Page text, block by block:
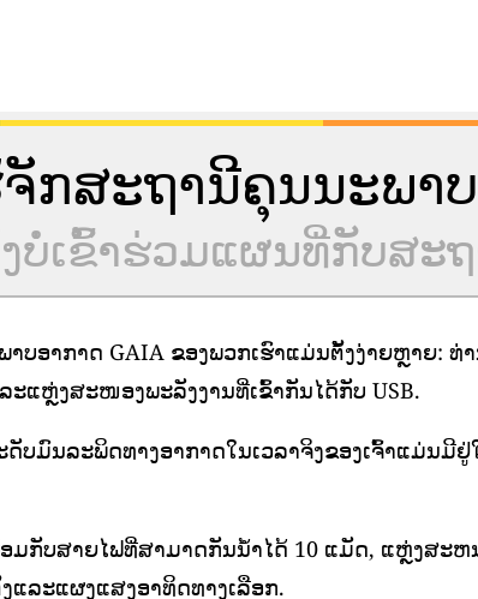
ກສະຖານີຄຸນນະພາ
ບໍ່ເຂົ້າຮ່ວມແຜນທີ່ກັບສະ
າບອາກາດ GAIA ຂອງພວກເຮົາແມ່ນຕັ້ງງ່າຍຫຼາຍ: ທ່
ະແຫຼ່ງສະໜອງພະລັງງານທີ່ເຂົ້າກັນໄດ້ກັບ USB.
ດັບມົນລະພິດທາງອາກາດໃນເວລາຈິງຂອງເຈົ້າແມ່ນມີ
ມກັບສາຍໄຟທີ່ສາມາດກັນນ້ໍາໄດ້ 10 ແມັດ, ແຫຼ່ງສະຫ
ແລະແຜງແສງອາທິດທາງເລືອກ.